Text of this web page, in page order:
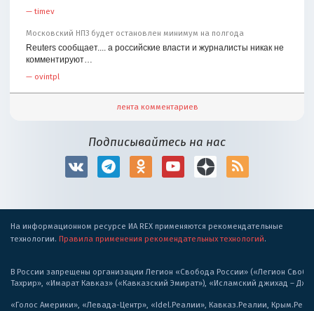
—timev
Московский НПЗ будет остановлен минимум на полгода
Reuters сообщает.... а российские власти и журналисты никак не
комментируют…
— ovintpl
лента комментариев
Подписывайтесь на нас
На информационном ресурсе ИА REX применяются рекомендательные
технологии. Правила применения рекомендательных технологий.
В России запрещены организации Легион «Свобода России» («Легион
Тахрир», «Имарат Кавказ» («Кавказский Эмират»), «Исламский джихад –
«Голос Америки», «Левада-Центр», «Idel.Реалии», Кавказ.Реалии,